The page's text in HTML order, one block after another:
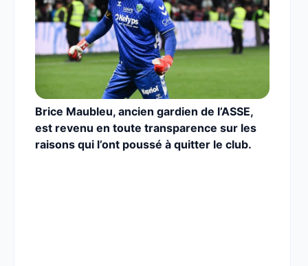
Brice Maubleu, ancien gardien de l’ASSE,
est revenu en toute transparence sur les
raisons qui l’ont poussé à quitter le club.